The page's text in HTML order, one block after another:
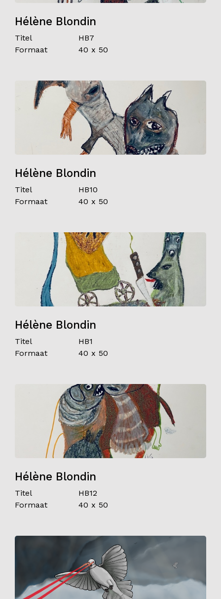
Hélène Blondin
Titel
HB7
Formaat
40 x 50
Hélène Blondin
Titel
HB10
Formaat
40 x 50
Hélène Blondin
Titel
HB1
Formaat
40 x 50
Hélène Blondin
Titel
HB12
Formaat
40 x 50